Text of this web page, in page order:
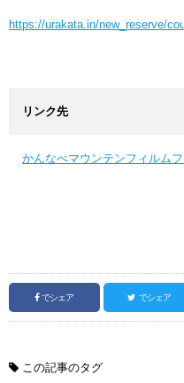
https://urakata.in/new_reserve/
リンク先
かんなべマウンテンフィルム
でシェア でシェア
この記事のタグ